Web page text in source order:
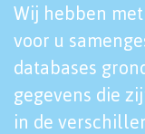
Wij hebben
voor u
databases
gegevens die
in de